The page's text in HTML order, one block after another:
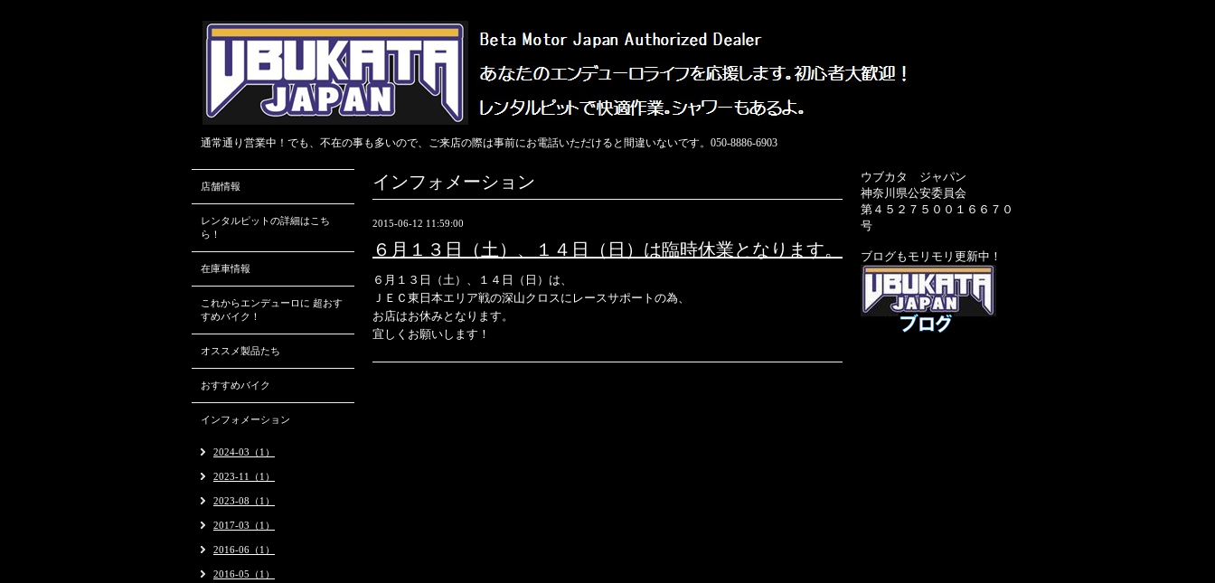
通常通り営業中！でも、不在の事も多いので、ご来店の際は事前にお電話いただけると間違いないです。050-8886-6903
インフォメーション
2015-06-12 11:59:00
６月１３日（土）、１４日（日）は臨時休業となります。
６月１３日（土）、１４日（日）は、
ＪＥＣ東日本エリア戦の深山クロスにレースサポートの為、
お店はお休みとなります。
宜しくお願いします！
店舗情報
レンタルピットの詳細はこち
ら！
在庫車情報
これからエンデューロに 超おす
すめバイク！
オススメ製品たち
おすすめバイク
インフォメーション
2024-03（1）
2023-11（1）
2023-08（1）
2017-03（1）
2016-06（1）
2016-05（1）
ウブカタ ジャパン
神奈川県公安委員会
第４５２７５００１６６７０
号
ブログもモリモリ更新中！